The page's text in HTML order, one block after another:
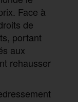
Face à
de
portant
aux
rehausser